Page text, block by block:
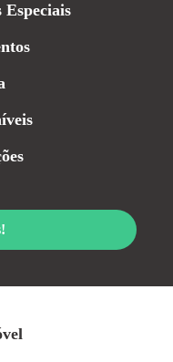
Especiais